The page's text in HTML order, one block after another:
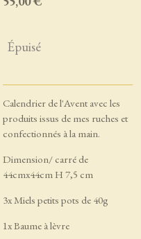
Épuisé
Calendrier de l'Avent avec les
produits issus de mes ruches et
confectionnés à la main.
Dimension/ carré de
44cmx44cm H 7,5 cm
3x Miels petits pots de 40g
1x Baume à lèvre